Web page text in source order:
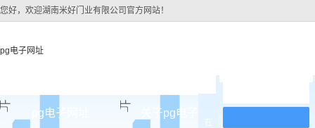
您好，欢迎湖南米好门业有限公司官方网站！
pg电子网址
pg电子网址 关于pg电子网址
在